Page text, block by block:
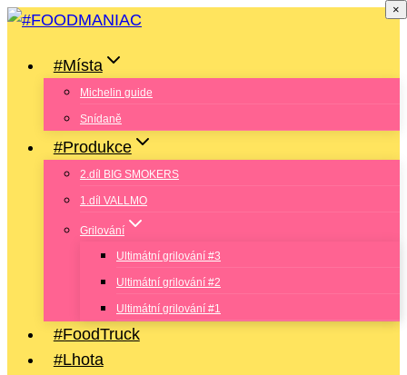
Přeskočit
obsah
#Místa
Michelin guide
Snídaně
#Produkce
2.díl BIG SMOKERS
1.díl VALLMO
Grilování
Ultimátní grilování #3
Ultimátní grilování #2
Ultimátní grilování #1
#FoodTruck
#Lhota
×